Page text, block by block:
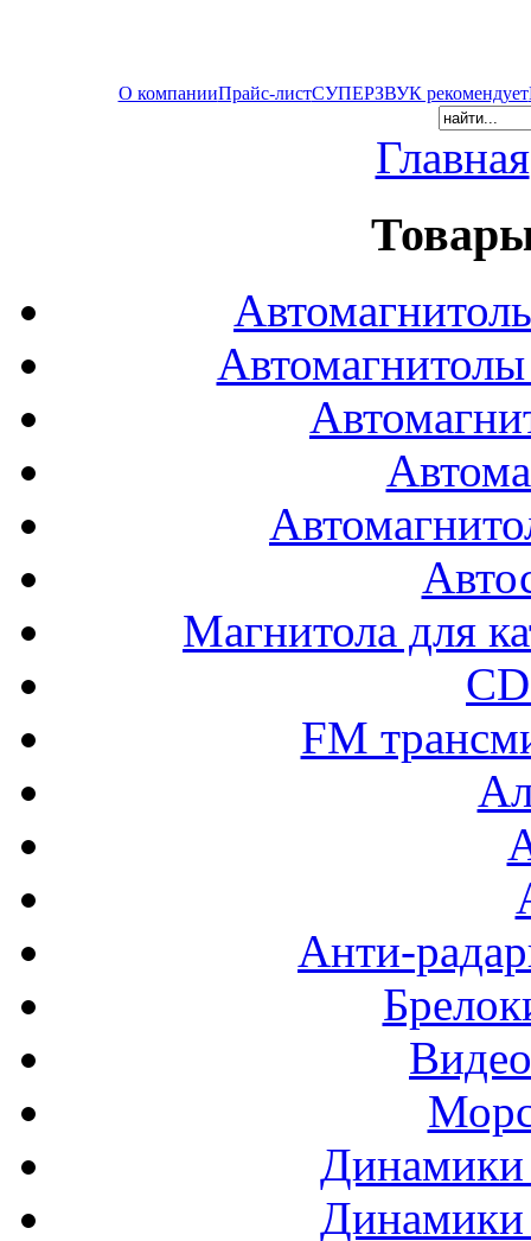
О компанииПрайс-листСУПЕРЗВУК рекомендует
Главная
Магнитола для
FM
Анти-
Динамики
Динамики